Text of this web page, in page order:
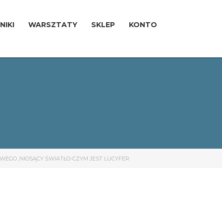
WARSZTATY SKLEP KONTO
,NIOSĄCY ŚWIATŁO-CZYM JEST LUCYFER